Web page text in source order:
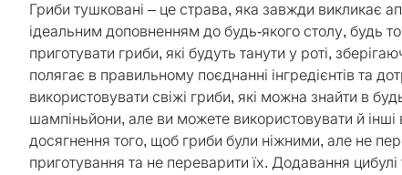
Гриби тушковані – це страва, яка завжди викликає
ідеальним доповненням до будь-якого столу, будь
приготувати гриби, які будуть танути у роті,
полягає в правильному поєднанні інгредієнтів та
використовувати свіжі гриби, які можна знайти в
шампіньйони, але ви можете використовувати й інші
досягнення того, щоб гриби були ніжними, але не
приготування та не переварити їх. Додавання